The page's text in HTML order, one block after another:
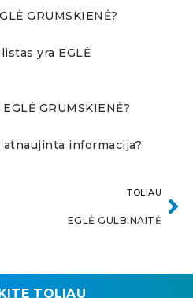
GRUMSKIENĖ?
yra EGLĖ
GRUMSKIENĖ?
informacija?
TOLIAU
EGLĖ GULBINAITĖ
TOLIAU